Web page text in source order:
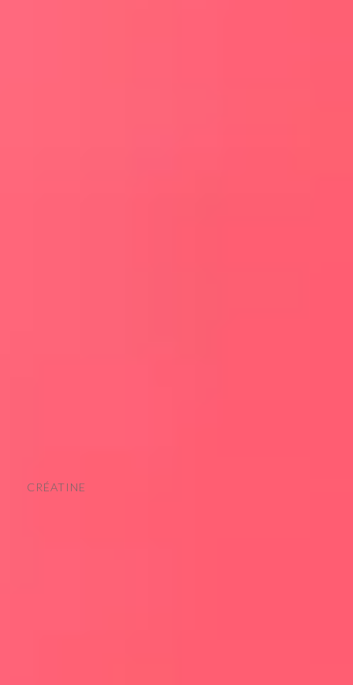
CRÉATINE